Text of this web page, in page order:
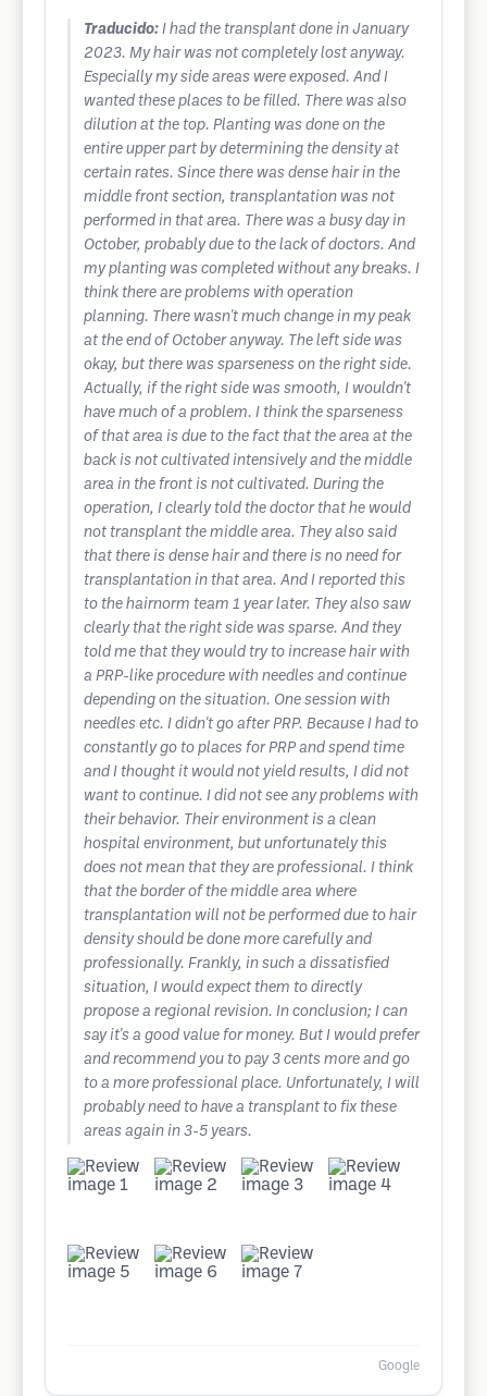
Traducido: I had the transplant done in January
2023. My hair was not completely lost anyway.
Especially my side areas were exposed. And I
wanted these places to be filled. There was also
dilution at the top. Planting was done on the
entire upper part by determining the density at
certain rates. Since there was dense hair in the
middle front section, transplantation was not
performed in that area. There was a busy day in
October, probably due to the lack of doctors. And
my planting was completed without any breaks. I
think there are problems with operation
planning. There wasn't much change in my peak
at the end of October anyway. The left side was
okay, but there was sparseness on the right side.
Actually, if the right side was smooth, I wouldn't
have much of a problem. I think the sparseness
of that area is due to the fact that the area at the
back is not cultivated intensively and the middle
area in the front is not cultivated. During the
operation, I clearly told the doctor that he would
not transplant the middle area. They also said
that there is dense hair and there is no need for
transplantation in that area. And I reported this
to the hairnorm team 1 year later. They also saw
clearly that the right side was sparse. And they
told me that they would try to increase hair with
a PRP-like procedure with needles and continue
depending on the situation. One session with
needles etc. I didn't go after PRP. Because I had to
constantly go to places for PRP and spend time
and I thought it would not yield results, I did not
want to continue. I did not see any problems with
their behavior. Their environment is a clean
hospital environment, but unfortunately this
does not mean that they are professional. I think
that the border of the middle area where
transplantation will not be performed due to hair
density should be done more carefully and
professionally. Frankly, in such a dissatisfied
situation, I would expect them to directly
propose a regional revision. In conclusion; I can
say it's a good value for money. But I would prefer
and recommend you to pay 3 cents more and go
to a more professional place. Unfortunately, I will
probably need to have a transplant to fix these
areas again in 3-5 years.
Google